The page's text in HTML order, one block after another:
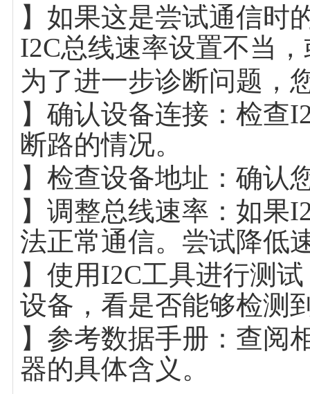
】如果这是尝试通信时
I2C总线速率设置不当
为了进一步诊断问题，
】确认设备连接：检查
断路的情况。
】检查设备地址：确认
】调整总线速率：如果
法正常通信。尝试降低
】使用I2C工具进行测
设备，看是否能够检测
】参考数据手册：查阅
器的具体含义。